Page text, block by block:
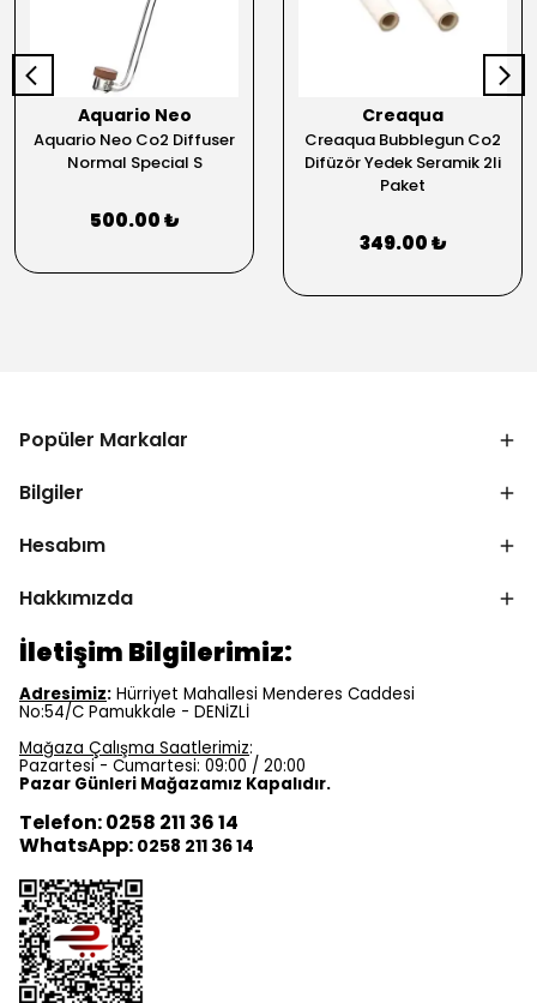
Aquario Neo
Aquario Neo Co2 Diffuser
Normal Special S
500.00 ₺
Creaqua
Creaqua Bubblegun Co2
Difüzör Yedek Seramik 2li
Paket
349.00 ₺
Popüler Markalar
Bilgiler
Hesabım
Hakkımızda
İletişim Bilgilerimiz:
Adresimiz: Hürriyet Mahallesi Menderes Caddesi
No:54/C Pamukkale - DENİZLİ
Mağaza Çalışma Saatlerimiz:
Pazartesi - Cumartesi: 09:00 / 20:00
Pazar Günleri Mağazamız Kapalıdır.
Telefon: 0258 211 36 14
WhatsApp: 0258 211 36 14